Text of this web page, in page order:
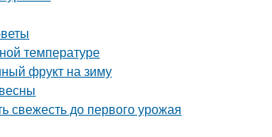
температуре
фрукт на зиму
свежесть до первого урожая